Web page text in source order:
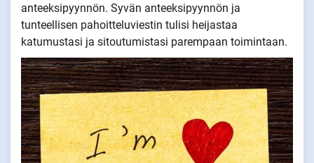
anteeksipyynnön. Syvän anteeksipyynnön ja
tunteellisen pahoitteluviestin tulisi heijastaa
katumustasi ja sitoutumistasi parempaan toimintaan.